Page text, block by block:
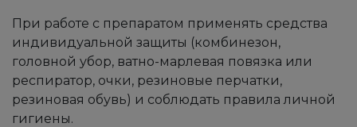
При работе с препаратом применять средства
индивидуальной защиты (комбинезон,
головной убор, ватно-марлевая повязка или
респиратор, очки, резиновые перчатки,
резиновая обувь) и соблюдать правила личной
гигиены.